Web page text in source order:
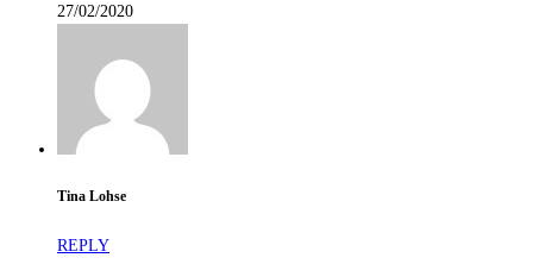
27/02/2020
Tina Lohse
REPLY